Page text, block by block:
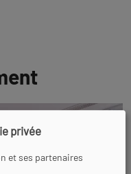
privée
et ses partenaires